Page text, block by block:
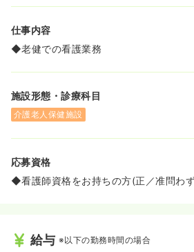
仕事内容
◆老健での看護業務
施設形態・診療科目
介護老人保健施設
応募資格
◆看護師資格をお持ちの方(正／准問わ
給与 ※以下の勤務時間の場合